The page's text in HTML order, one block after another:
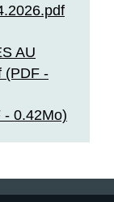
AU
(PDF -
- 0.42Mo)